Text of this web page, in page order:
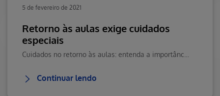
5 de fevereiro de 2021
Retorno às aulas exige cuidados
especiais
Continuar lendo